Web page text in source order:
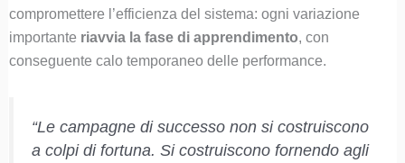
compromettere l’efficienza del sistema: ogni variazione
importante riavvia la fase di apprendimento, con
conseguente calo temporaneo delle performance.
“Le campagne di successo non si costruiscono
a colpi di fortuna. Si costruiscono fornendo agli